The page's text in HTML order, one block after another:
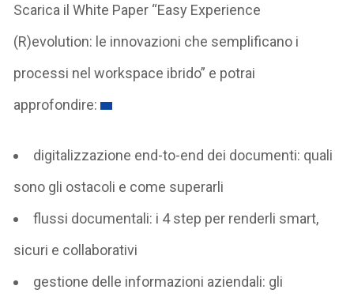
Scarica il White Paper “Easy Experience
(R)evolution: le innovazioni che semplificano i
processi nel workspace ibrido” e potrai
approfondire:
digitalizzazione end-to-end dei documenti: quali
sono gli ostacoli e come superarli
flussi documentali: i 4 step per renderli smart,
sicuri e collaborativi
gestione delle informazioni aziendali: gli